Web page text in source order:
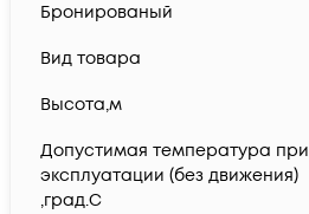
Бронированый
Вид товара
Высота,м
Допустимая температура при
эксплуатации (без движения)
,град.C